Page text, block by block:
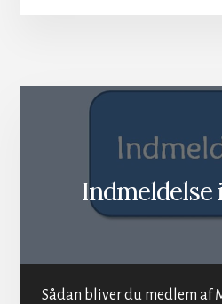
Indmeldelse
Sådan bliver du medlem af